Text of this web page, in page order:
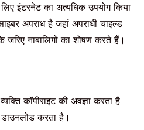
लिए इंटरनेट का अत्यधिक उपयोग किया
अपराध है जहां अपराधी चाइल्ड
जरिए नाबालिगों का शोषण करते हैं।
व्यक्ति कॉपीराइट की अवज्ञा करता है
डाउनलोड करता है।